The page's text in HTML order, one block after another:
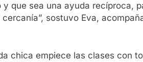
que sea una ayuda recíproca,
sostuvo Eva,
chica empiece las clases con